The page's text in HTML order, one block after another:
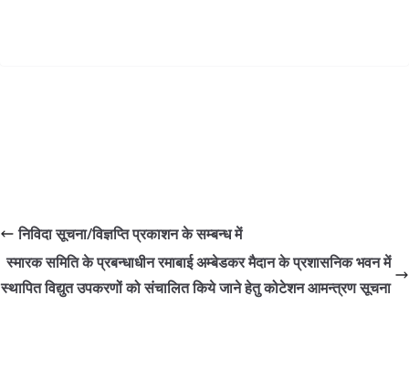
निविदा सूचना/विज्ञप्ति प्रकाशन के सम्बन्ध में
स्मारक समिति के प्रबन्धाधीन रमाबाई अम्बेडकर मैदान के प्रशासनिक भवन में
स्थापित विद्युत उपकरणों को संचालित किये जाने हेतु कोटेशन आमन्त्रण सूचना